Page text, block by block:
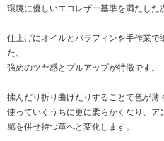
環境に優しいエコレザー基準を満たした
仕上げにオイルとパラフィンを手作業で
た。
強めのツヤ感とプルアップが特徴です。
揉んだり折り曲げたりすることで色が薄
使っていくうちに更に柔らかくなり、
感を併せ持つ革へと変化します。